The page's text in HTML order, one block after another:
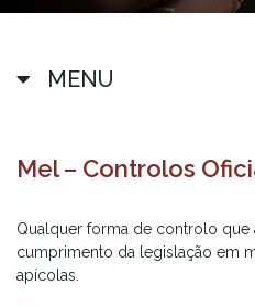
MENU
Mel – Controlos
Qualquer forma de controlo que
cumprimento da legislação em
apícolas.